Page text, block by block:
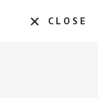
CLOSE